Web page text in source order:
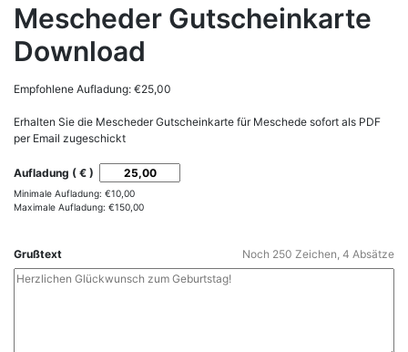
Mescheder Gutscheinkarte
Download
Empfohlene Aufladung: €25,00
Erhalten Sie die Mescheder Gutscheinkarte für Meschede sofort als PDF
per Email zugeschickt
Aufladung ( € )
Minimale Aufladung: €10,00
Maximale Aufladung: €150,00
Grußtext Noch 250 Zeichen, 4 Absätze